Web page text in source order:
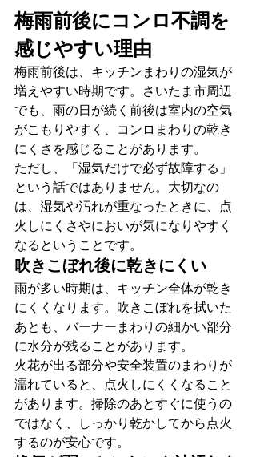
梅雨前後にコンロ不調を
感じやすい理由
梅雨前後は、キッチンまわりの湿気が
増えやすい時期です。さいたま市周辺
でも、雨の日が続く前後は室内の空気
がこもりやすく、コンロまわりの乾き
にくさを感じることがあります。
ただし、「湿気だけで必ず故障する」
という話ではありません。大切なの
は、湿気や汚れが重なったときに、点
火しにくさやにおいが気になりやすく
なるということです。
吹きこぼれ後に乾きにくい
雨が多い時期は、キッチン全体が乾き
にくくなります。吹きこぼれを拭いた
あとも、バーナーまわりの細かい部分
に水分が残ることがあります。
火花が出る部分や安全装置のまわりが
濡れていると、点火しにくくなること
があります。掃除のあとすぐに使うの
ではなく、しっかり乾かしてから点火
するのが安心です。